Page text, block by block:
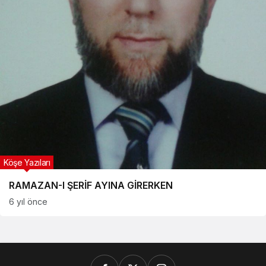
RAMAZAN-I ŞERİF AYINA GİRERKEN
Köşe Yazıları
6 yıl önce